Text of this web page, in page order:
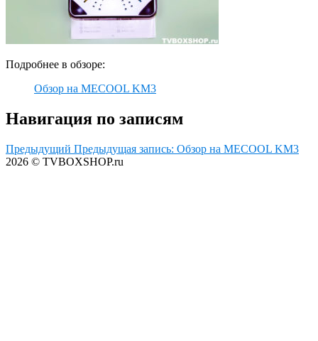
Подробнее в обзоре:
Обзор на MECOOL KM3
Навигация по записям
Предыдущий Предыдущая запись: Обзор на MECOOL KM3
2026 © TVBOXSHOP.ru